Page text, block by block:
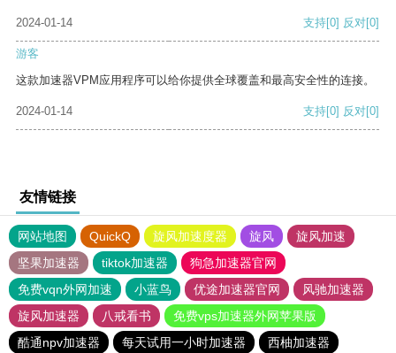
2024-01-14 支持[0] 反对[0]
游客
这款加速器VPM应用程序可以给你提供全球覆盖和最高安全性的连接。
2024-01-14 支持[0] 反对[0]
友情链接
网站地图 QuickQ 旋风加速度器 旋风
旋风加速
坚果加速器
tiktok加速器
狗急加速器官网
免费vqn外网加速
小蓝鸟 优途加速器官网
风驰加速器
旋风加速器
八戒看书
免费vps加速器外网苹果版
酷通npv加速器
每天试用一小时加速器 西柚加速器